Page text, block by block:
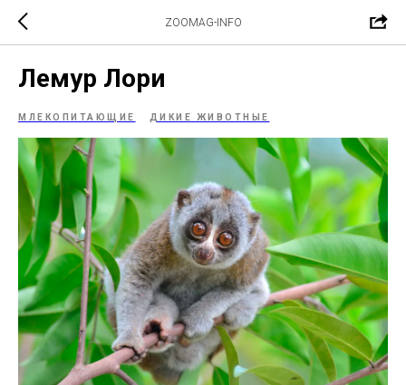
ZOOMAG-INFO
Лемур Лори
МЛЕКОПИТАЮЩИЕ ДИКИЕ ЖИВОТНЫЕ